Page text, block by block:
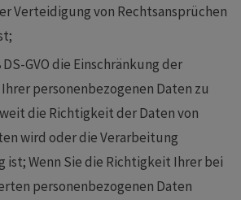
Verteidigung von Rechtsansprüchen
GVO die Einschränkung der
personenbezogenen Daten zu
die Richtigkeit der Daten von
wird oder die Verarbeitung
ist; Wenn Sie die Richtigkeit Ihrer bei
personenbezogenen Daten